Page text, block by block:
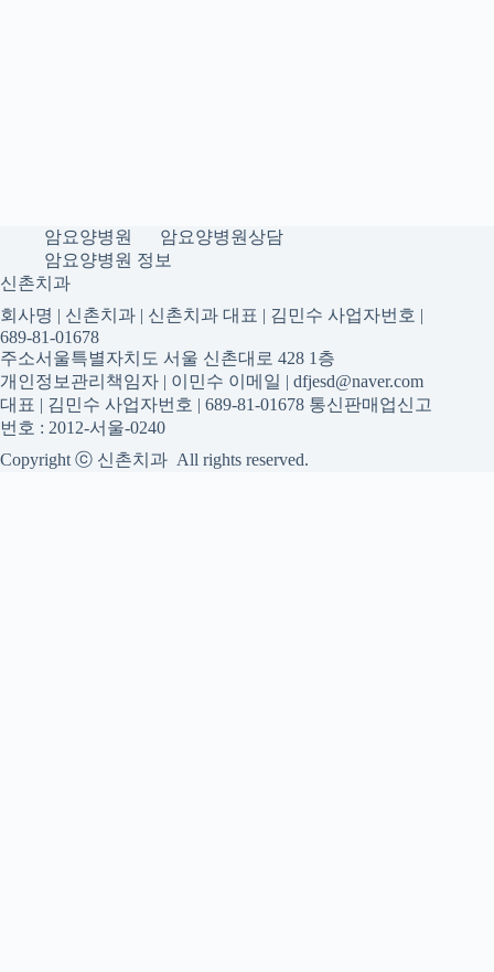
암요양병원
암요양병원상담
암요양병원 정보
신촌치과
회사명 | 신촌치과 | 신촌치과 대표 | 김민수 사업자번호 |
689-81-01678
주소서울특별자치도 서울 신촌대로 428 1층
개인정보관리책임자 | 이민수 이메일 | dfjesd@naver.com
대표 | 김민수 사업자번호 | 689-81-01678 통신판매업신고
번호 : 2012-서울-0240
Copyright ⓒ 신촌치과 All rights reserved.